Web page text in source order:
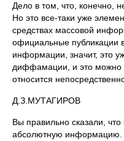
Дело в том, что, конечно,
Но это все-таки уже
средствах массовой
официальные публикации
информации, значит, это
диффамации, и это можно
относится
Д.З.МУТАГИРОВ
Вы правильно сказали,
абсолютную информацию.